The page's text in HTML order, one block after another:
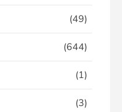
(49)
(644)
(1)
(3)